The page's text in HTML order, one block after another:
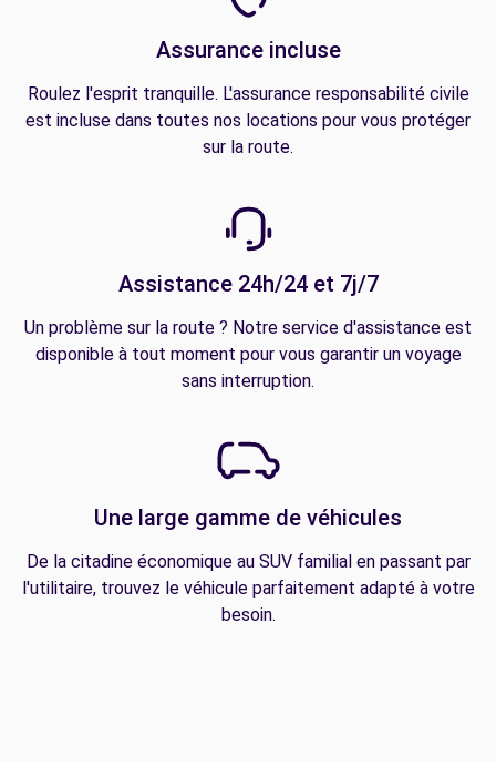
Assurance incluse
Roulez l'esprit tranquille. L'assurance responsabilité civile
est incluse dans toutes nos locations pour vous protéger
sur la route.
Assistance 24h/24 et 7j/7
Un problème sur la route ? Notre service d'assistance est
disponible à tout moment pour vous garantir un voyage
sans interruption.
Une large gamme de véhicules
De la citadine économique au SUV familial en passant par
l'utilitaire, trouvez le véhicule parfaitement adapté à votre
besoin.